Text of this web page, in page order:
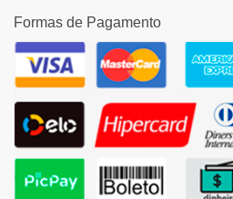
Formas de Pagamento